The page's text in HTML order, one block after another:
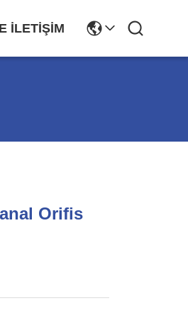
İLETIŞIM
Orifis